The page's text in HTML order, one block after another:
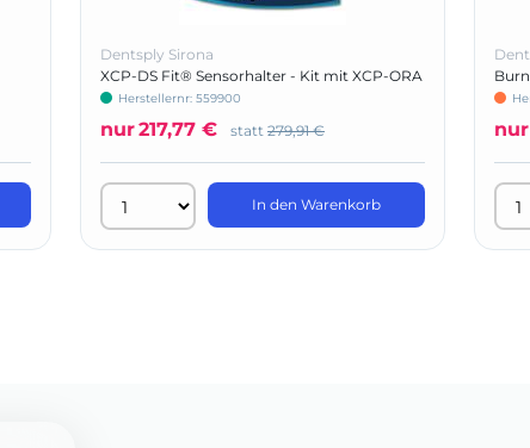
Dentsply Sirona
XCP-DS Fit® Sensorhalter - Kit mit XCP-ORA
Herstellernr: 559900
nur217,77 € statt 279,91 €
In den Warenkorb
nur